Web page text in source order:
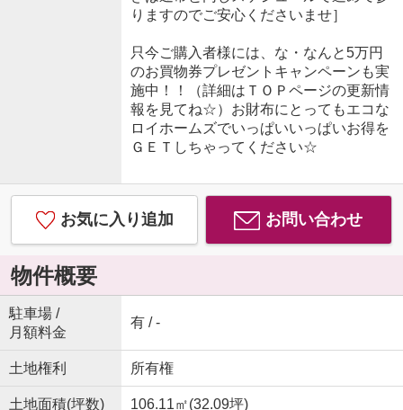
りますのでご安心くださいませ］
只今ご購入者様には、な・なんと5万円
のお買物券プレゼントキャンペーンも実
施中！！（詳細はＴＯＰページの更新情
報を見てね☆）お財布にとってもエコな
ロイホームズでいっぱいいっぱいお得を
ＧＥＴしちゃってください☆
お気に入り追加 お問い合わせ
物件概要
駐車場 /
月額料金
有 / -
土地権利 所有権
土地面積(坪数) 106.11㎡(32.09坪)